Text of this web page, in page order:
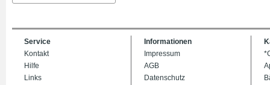
Service
Kontakt
Hilfe
Links
Informationen
Impressum
AGB
Datenschutz